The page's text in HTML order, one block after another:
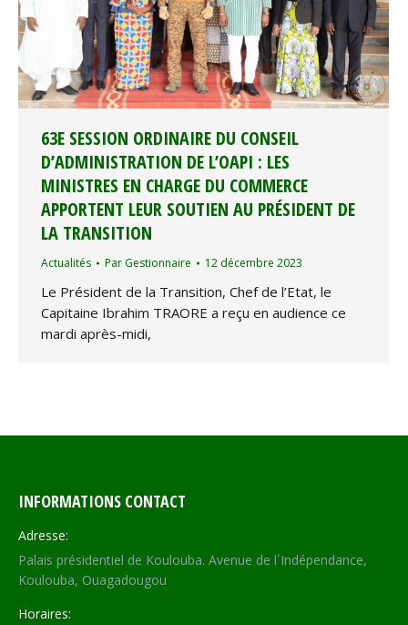
63E SESSION ORDINAIRE DU CONSEIL
D’ADMINISTRATION DE L’OAPI : LES
MINISTRES EN CHARGE DU COMMERCE
APPORTENT LEUR SOUTIEN AU PRÉSIDENT DE
LA TRANSITION
Actualités Par Gestionnaire 12 décembre 2023
Le Président de la Transition, Chef de l’Etat, le
Capitaine Ibrahim TRAORE a reçu en audience ce
mardi après-midi,
INFORMATIONS CONTACT
Adresse:
Palais présidentiel de Koulouba. Avenue de l´Indépendance,
Koulouba, Ouagadougou
Horaires: